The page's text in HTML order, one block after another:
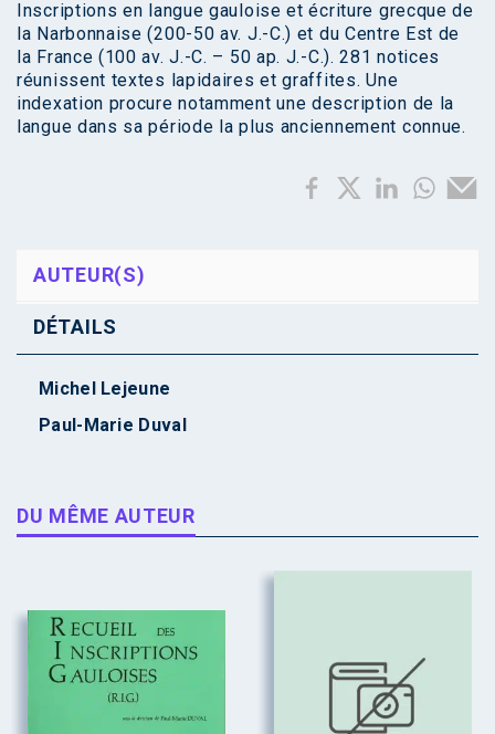
Inscriptions en langue gauloise et écriture grecque de
la Narbonnaise (200-50 av. J.-C.) et du Centre Est de
la France (100 av. J.-C. – 50 ap. J.-C.). 281 notices
réunissent textes lapidaires et graffites. Une
indexation procure notamment une description de la
langue dans sa période la plus anciennement connue.
AUTEUR(S)
DÉTAILS
Michel Lejeune
Paul-Marie Duval
DU MÊME AUTEUR